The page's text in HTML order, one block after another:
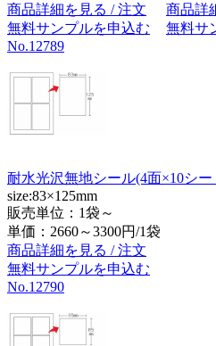
商品詳細を見る / 注文
無料サンプルを申込む
商品詳
無料サ
No.12789
耐水光沢無地シール(4面×10シー
size:83×125mm
販売単位：1袋～
単価： 2660～3300円/1袋
商品詳細を見る / 注文
無料サンプルを申込む
No.12790